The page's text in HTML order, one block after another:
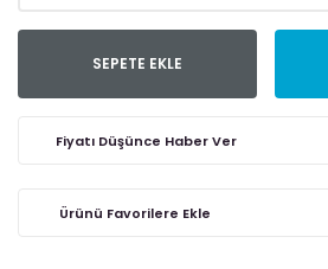
SEPETE EKLE
Fiyatı Düşünce Haber Ver